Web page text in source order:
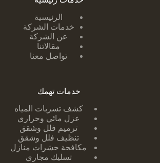
الرئيسية
خدمات الشركة
عن الشركة
مقالاتنا
تواصل معنا
خدمات تهمك
كشف تسربات ا لمياه
عزل مائي وحراري
ترميم فلل وشقق
تنظيف فلل وشقق
مكافحة حشرات منازل
تسليك مجاري